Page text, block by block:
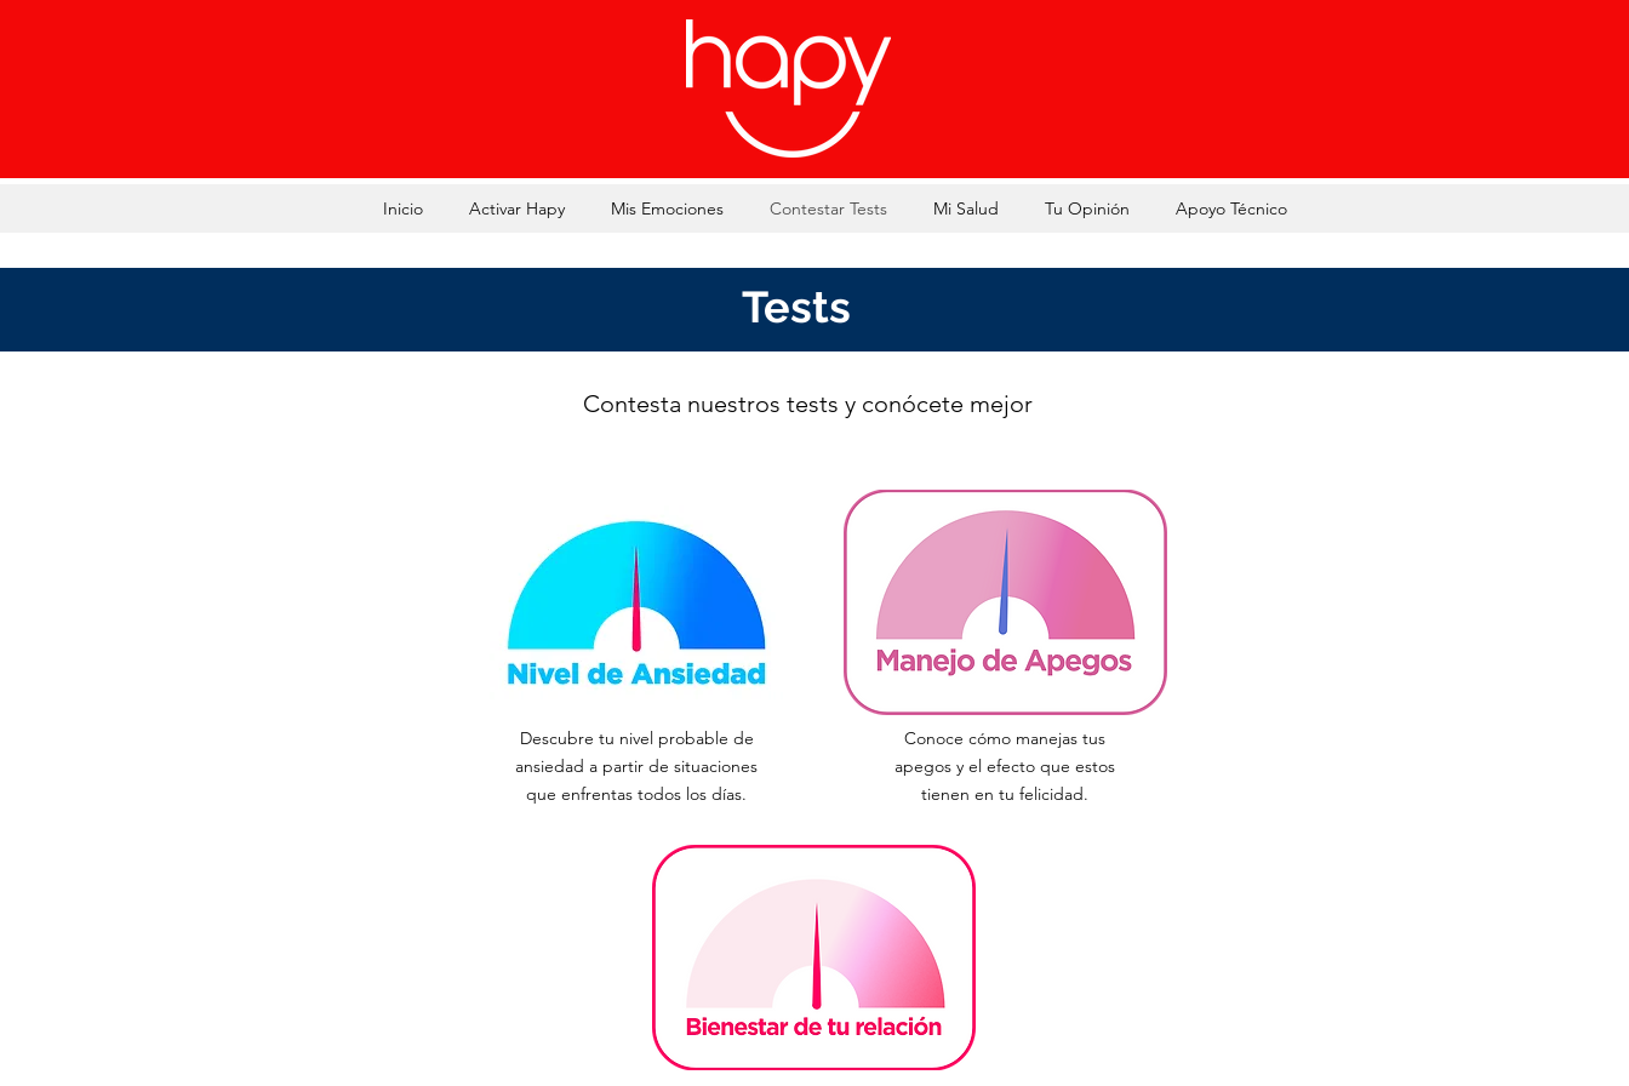
Inicio Activar Hapy Mis Emociones Contestar Tests Mi Salud Tu Opinión Apoyo Técnico
Tests
Contesta nuestros tests y conócete mejor
Descubre tu nivel probable de
ansiedad a partir de situaciones
que enfrentas todos los días.
Conoce cómo manejas tus
apegos y el efecto que estos
tienen en tu felicidad.